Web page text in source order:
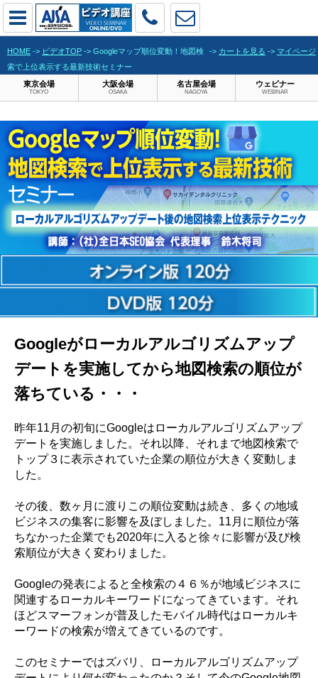
HOME -> ビデオTOP -> Googleマップ順位変動！地図検
索で上位表示する最新技術セミナー
-> カートを見る -> マイページ
東京会場
TOKYO
大阪会場
OSAKA
名古屋会場
NAGOYA
ウェビナー
WEBINAR
Googleがローカルアルゴリズムアップ
デートを実施してから地図検索の順位が
落ちている・・・
昨年11月の初旬にGoogleはローカルアルゴリズムアップ
デートを実施しました。それ以降、それまで地図検索で
トップ３に表示されていた企業の順位が大きく変動しま
した。
その後、数ヶ月に渡りこの順位変動は続き、多くの地域
ビジネスの集客に影響を及ぼしました。11月に順位が落
ちなかった企業でも2020年に入ると徐々に影響が及び検
索順位が大きく変わりました。
Googleの発表によると全検索の４６％が地域ビジネスに
関連するローカルキーワードになってきています。それ
ほどスマーフォンが普及したモバイル時代はローカルキ
ーワードの検索が増えてきているのです。
このセミナーではズバリ、ローカルアルゴリズムアップ